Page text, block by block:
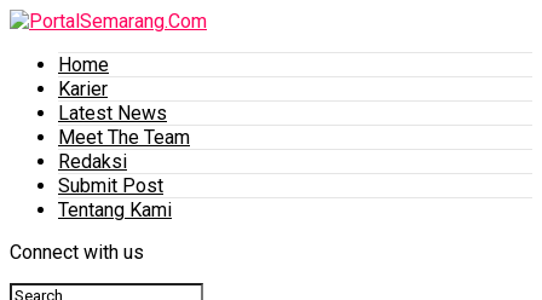
Home
Karier
Latest News
Meet The Team
Redaksi
Submit Post
Tentang Kami
Connect with us